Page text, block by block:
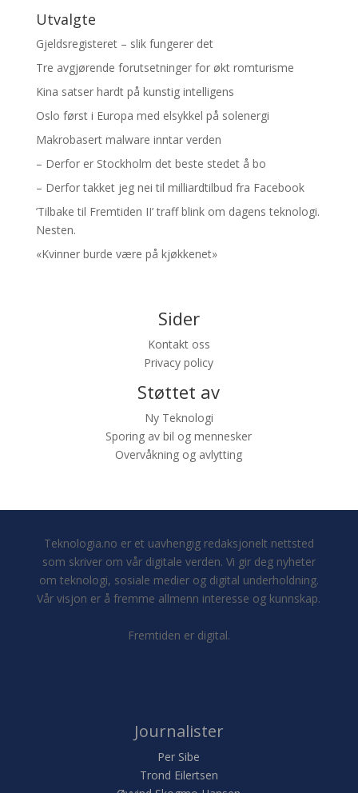
Utvalgte
Gjeldsregisteret – slik fungerer det
Tre avgjørende forutsetninger for økt romturisme
Kina satser hardt på kunstig intelligens
Oslo først i Europa med elsykkel på solenergi
Makrobasert malware inntar verden
– Derfor er Stockholm det beste stedet å bo
– Derfor takket jeg nei til milliardtilbud fra Facebook
’Tilbake til Fremtiden II’ traff blink om dagens teknologi.
Nesten.
«Kvinner burde være på kjøkkenet»
Sider
Kontakt oss
Privacy policy
Støttet av
Ny Teknologi
Sporing av bil og mennesker
Overvåkning og avlytting
Teknologia.no er et uavhengig redaksjonelt nettsted
som skriver om vår digitale verden. Vi gir deg nyheter
om teknologi, sosiale medier og digital underholdning.
Vår visjon er å fremme allmenn interesse og kunnskap.
Fremtiden er digital.
Journalister
Per Sibe
Trond Eilertsen